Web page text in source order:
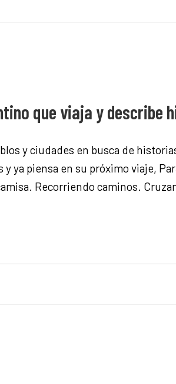
que viaja y describe
y ciudades en busca de
ya piensa en su próximo viaje,
Recorriendo caminos.